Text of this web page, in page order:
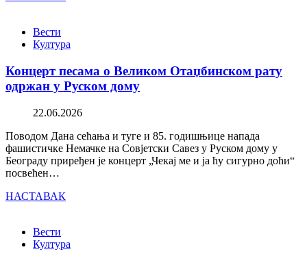
Вести
Култура
Концерт песама о Великом Отаџбинском рату
одржан у Руском дому
22.06.2026
Поводом Дана сећања и туге и 85. годишњице напада
фашистичке Немачке на Совјетски Савез у Руском дому у
Београду приређен је концерт „Чекај ме и ја ћу сигурно доћи“
посвећен…
НАСТАВАК
Вести
Култура